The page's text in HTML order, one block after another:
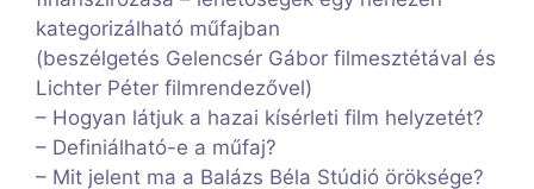
kategorizálható műfajban
(beszélgetés Gelencsér Gábor filmesztétával és
Lichter Péter filmrendezővel)
– Hogyan látjuk a hazai kísérleti film helyzetét?
– Definiálható-e a műfaj?
– Mit jelent ma a Balázs Béla Stúdió öröksége?